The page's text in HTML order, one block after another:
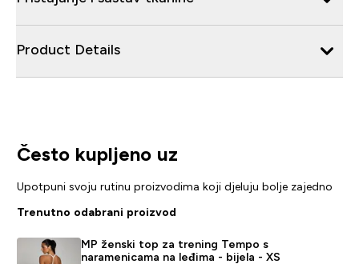
Product Details
Često kupljeno uz
Upotpuni svoju rutinu proizvodima koji djeluju bolje zajedno
Trenutno odabrani proizvod
MP ženski top za trening Tempo s
naramenicama na leđima - bijela - XS